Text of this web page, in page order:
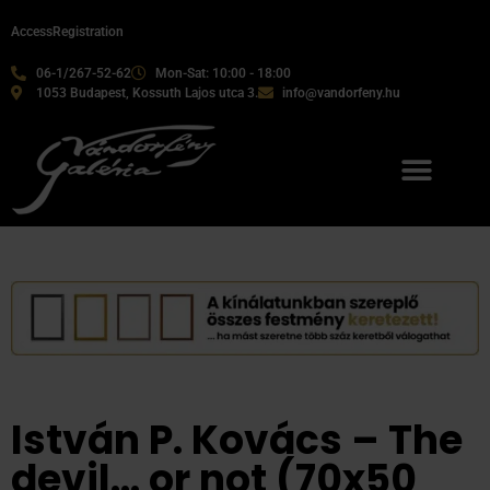
06-1/267-52-62
Mon-Sat: 10:00 - 18:00
1053 Budapest, Kossuth Lajos utca 3.
info@vandorfeny.hu
AccessRegistration
István P. Kovács – The